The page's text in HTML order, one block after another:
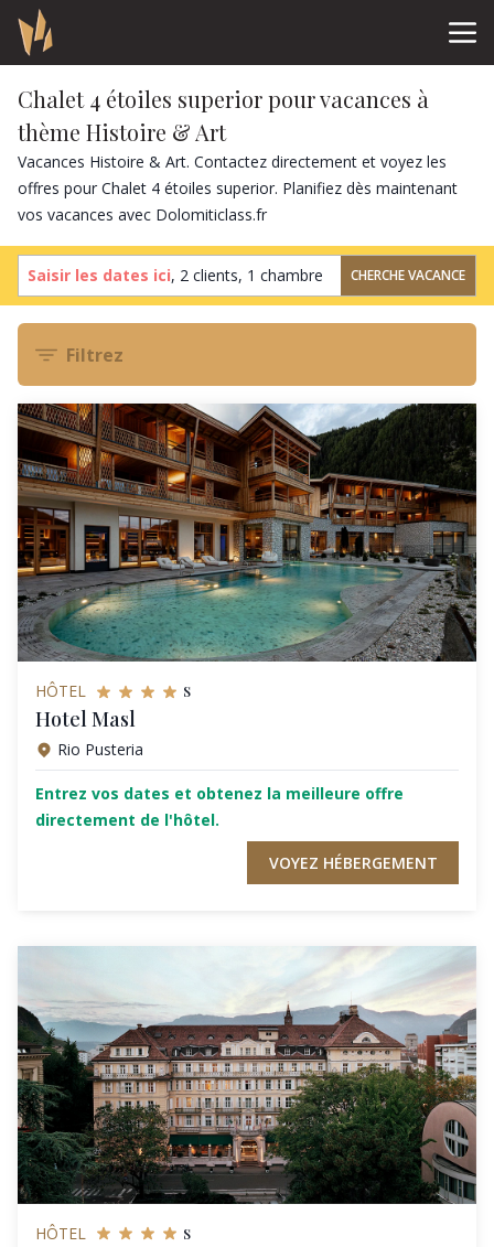
Chalet 4 étoiles superior pour vacances à
thème Histoire & Art
Vacances Histoire & Art. Contactez directement et voyez les
offres pour Chalet 4 étoiles superior. Planifiez dès maintenant
vos vacances avec Dolomiticlass.fr
Saisir les dates ici, 2 clients, 1 chambre CHERCHE VACANCE
Filtrez
HÔTEL s
Hotel Masl
Rio Pusteria
Entrez vos dates et obtenez la meilleure offre
directement de l'hôtel.
VOYEZ HÉBERGEMENT
HÔTEL s